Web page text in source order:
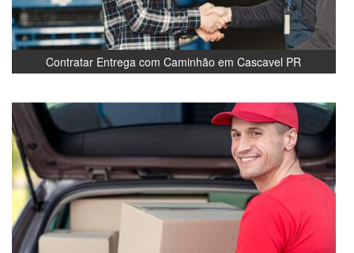
Contratar Entrega com Caminhão em Cascavel PR